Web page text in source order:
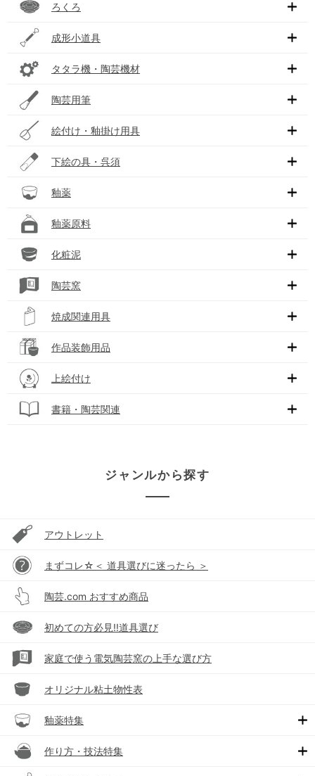
ろくろ
成形小道具
タタラ機・陶芸機材
陶芸用筆
絵付け・釉掛け用具
下絵の具・呉須
釉薬
釉薬原料
化粧泥
陶芸窯
焼成関連用具
作品装飾用品
上絵付け
書籍・陶芸関連
ジャンルから探す
アウトレット
まずコレ☆＜ 道具選びに迷ったら ＞
陶芸.com おすすめ商品
初めての方必見!!道具選び
家庭で使う電気陶芸窯の上手な選び方
オリジナル粘土物性表
釉薬特集
作り方・技法特集